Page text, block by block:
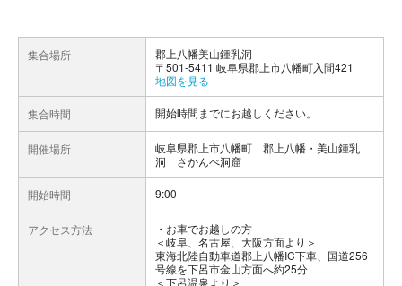
集合場所
郡上八幡美山鍾乳洞
〒501-5411 岐阜県郡上市八幡町入間421
地図を見る
集合時間 開始時間までにお越しください。
開催場所
岐阜県郡上市八幡町 郡上八幡・美山鍾乳
洞 さかんべ洞窟
開始時間 9:00
アクセス方法
お車でお越しの方
＜岐阜、名古屋、大阪方面より＞
東海北陸自動車道郡上八幡IC下車、国道256
号線を下呂市金山方面へ約25分
＜下呂温泉より＞